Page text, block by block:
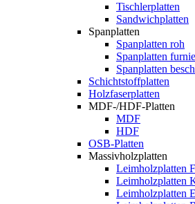
Tischlerplatten
Sandwichplatten
Spanplatten
Spanplatten roh
Spanplatten
Spanplatten
Schichtstoffplatten
Holzfaserplatten
MDF-/HDF-Platten
MDF
HDF
OSB-Platten
Massivholzplatten
Leimholzplatten
Leimholzplatten
Leimholzplatten